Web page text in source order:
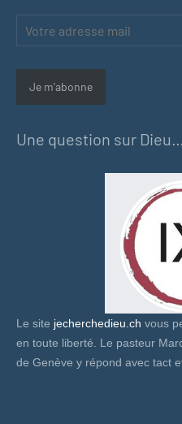
Je m'abonne
Une question sur
Le site jecherchedieu.ch vous
en toute liberté. Le pasteur
de Genève y répond avec tact